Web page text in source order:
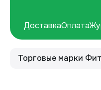
ДоставкаОплата
Торговые марки